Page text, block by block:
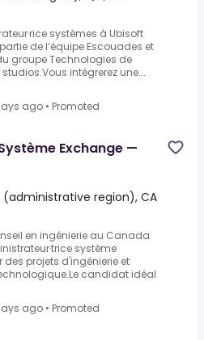
systèmes à Ubisoft
de l’équipe Escouades et
groupe Technologies de
intégrerez une...
ago • Promoted
Exchange —
region), CA
en ingénierie au Canada
système
des projets d'ingénierie et
candidat idéal
ago • Promoted